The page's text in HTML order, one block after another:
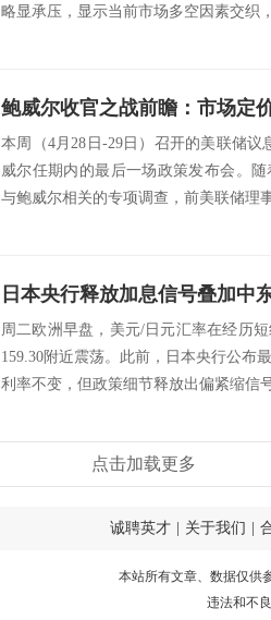
略显承压，显示当前市场多空因素交织
鲍威尔收官之战前瞻：市场定
本周（4月28日-29日）召开的美联储议
威尔任期内的最后一场政策发布会。
与鲍威尔相关的专项调查，前美联储理
周二欧洲早盘，美元/日元汇率在经历
159.30附近震荡。此前，日本央行公布
利率不变，但政策细节释放出偏紧缩信
点击加载更多
诚聘英才 关于我们
本站所有文章、数据仅供
违法和不